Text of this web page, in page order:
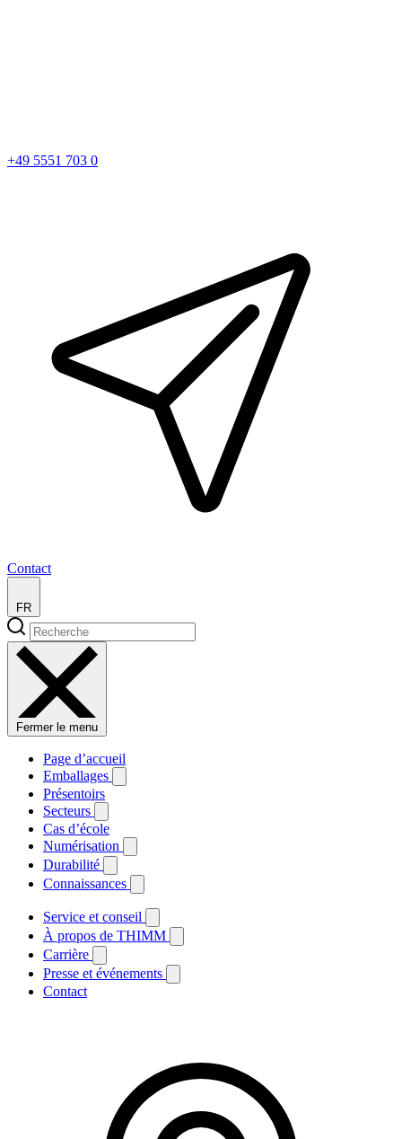
+49 5551 703 0
Contact
FR
Fermer le menu
Page d’accueil
Emballages
Présentoirs
Secteurs
Cas d’école
Numérisation
Durabilité
Connaissances
Service et conseil
À propos de THIMM
Carrière
Presse et événements
Contact